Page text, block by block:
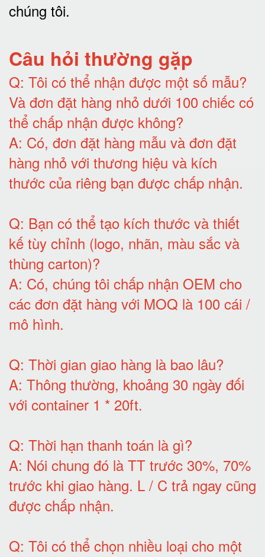
chúng tôi.
Câu hỏi thường gặp
Q: Tôi có thể nhận được một số mẫu?
Và đơn đặt hàng nhỏ dưới 100 chiếc có
thể chấp nhận được không?
A: Có, đơn đặt hàng mẫu và đơn đặt
hàng nhỏ với thương hiệu và kích
thước của riêng bạn được chấp nhận.
Q: Bạn có thể tạo kích thước và thiết
kế tùy chỉnh (logo, nhãn, màu sắc và
thùng carton)?
A: Có, chúng tôi chấp nhận OEM cho
các đơn đặt hàng với MOQ là 100 cái /
mô hình.
Q: Thời gian giao hàng là bao lâu?
A: Thông thường, khoảng 30 ngày đối
với container 1 * 20ft.
Q: Thời hạn thanh toán là gì?
A: Nói chung đó là TT trước 30%, 70%
trước khi giao hàng. L / C trả ngay cũng
được chấp nhận.
Q: Tôi có thể chọn nhiều loại cho một